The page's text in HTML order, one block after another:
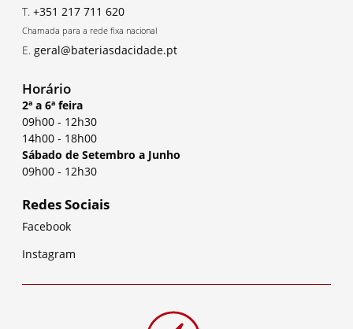
T. +351 217 711 620
Chamada para a rede fixa nacional
E. geral@bateriasdacidade.pt
Horário
2ª a 6ª feira
09h00 - 12h30
14h00 - 18h00
Sábado de Setembro a Junho
09h00 - 12h30
Redes Sociais
Facebook
Instagram